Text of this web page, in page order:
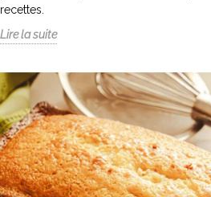
recettes.
Lire la suite